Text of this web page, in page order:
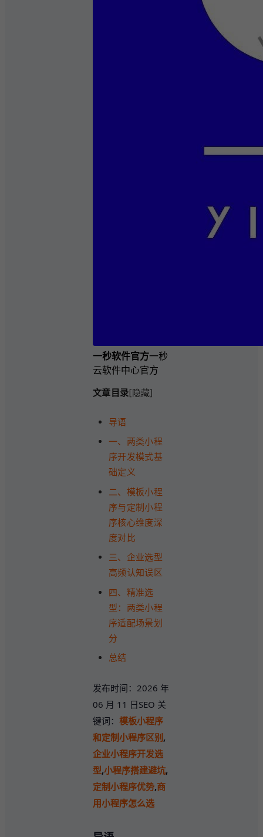
一秒软件官方一秒
云软件中心官方
文章目录[隐藏]
导语
一、两类小程
序开发模式基
础定义
二、模板小程
序与定制小程
序核心维度深
度对比
三、企业选型
高频认知误区
四、精准选
型：两类小程
序适配场景划
分
总结
发布时间：2026 年
06 月 11 日SEO 关
键词： 模板小程序
和定制小程序区别 ,
企业小程序开发选
型,小程序搭建避坑,
定制小程序优势,商
用小程序怎么选